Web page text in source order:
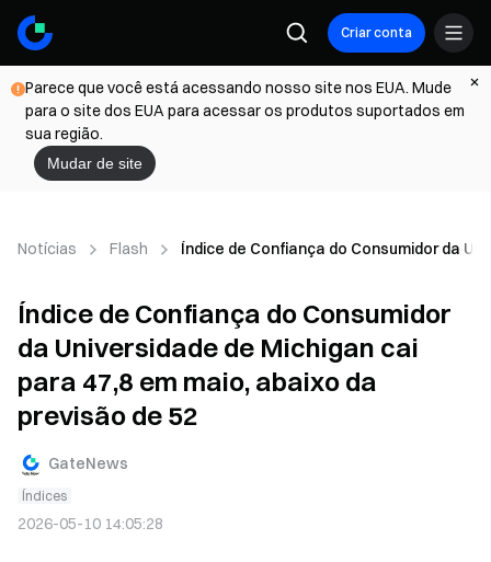
Criar conta
Parece que você está acessando nosso site nos EUA. Mude
para o site dos EUA para acessar os produtos suportados em
sua região.
Mudar de site
Notícias Flash Índice de Confiança do Consumidor da
Índice de Confiança do Consumidor
da Universidade de Michigan cai
para 47,8 em maio, abaixo da
previsão de 52
GateNews
Índices
2026-05-10 14:05:28